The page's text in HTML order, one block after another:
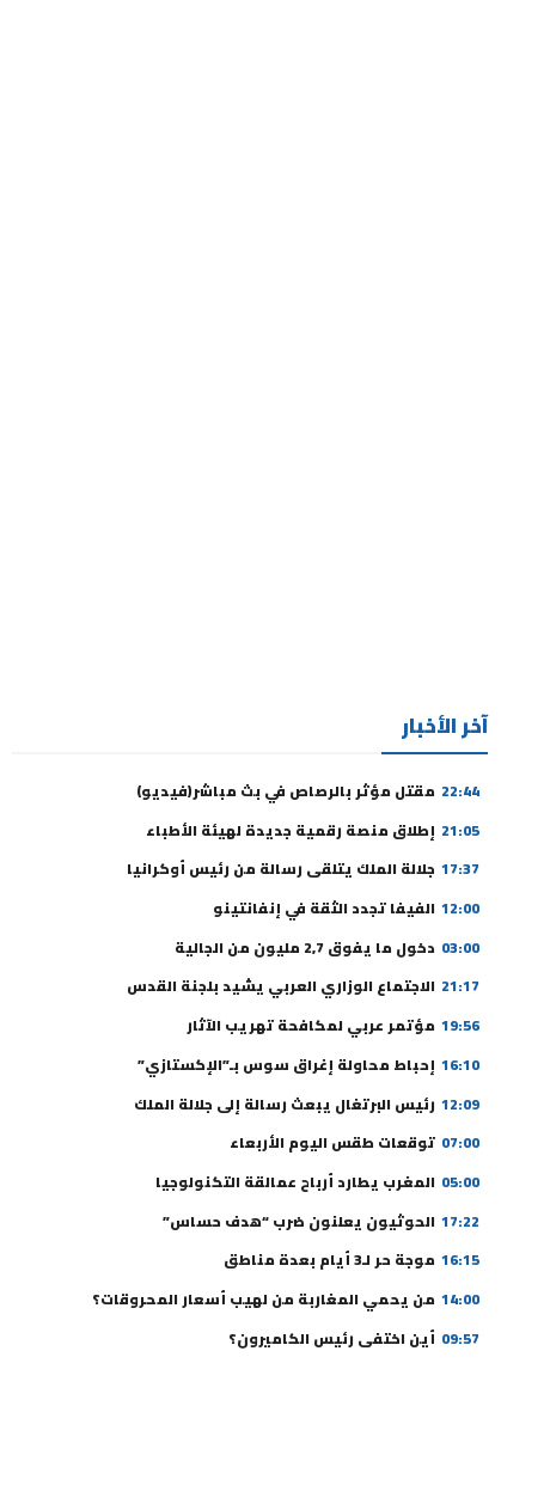
آخر الأخبار
22:44 مقتل مؤثر بالرصاص في بث مباشر(فيديو)
21:05 إطلاق منصة رقمية جديدة لهيئة الأطباء
17:37 جلالة الملك يتلقى رسالة من رئيس أوكرانيا
12:00 الفيفا تجدد الثقة في إنفانتينو
03:00 دخول ما يفوق 2,7 مليون من الجالية
21:17 الاجتماع الوزاري العربي يشيد بلجنة القدس
19:56 مؤتمر عربي لمكافحة تهريب الآثار
16:10 إحباط محاولة إغراق سوس بـ”الإكستازي”
12:09 رئيس البرتغال يبعث رسالة إلى جلالة الملك
07:00 توقعات طقس اليوم الأربعاء
05:00 المغرب يطارد أرباح عمالقة التكنولوجيا
17:22 الحوثيون يعلنون ضرب “هدف حساس”
16:15 موجة حر لـ3 أيام بعدة مناطق
14:00 من يحمي المغاربة من لهيب أسعار المحروقات؟
09:57 أين اختفى رئيس الكاميرون؟